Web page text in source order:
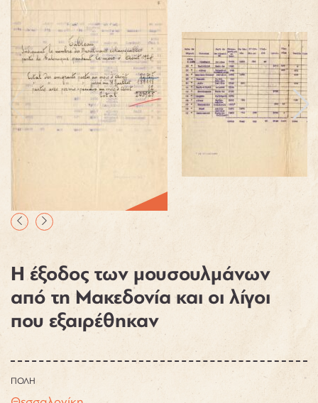
Η έξοδος των μουσουλμάνων
από τη Μακεδονία και οι λίγοι
που εξαιρέθηκαν
ΠΟΛΗ